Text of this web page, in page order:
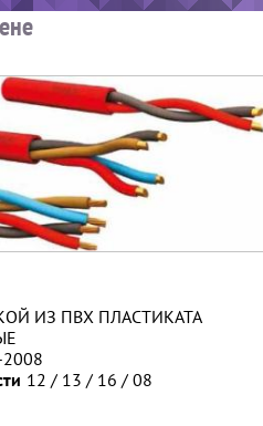
ИЗ ПВХ ПЛАСТИКАТА
12 / 13 / 16 / 08